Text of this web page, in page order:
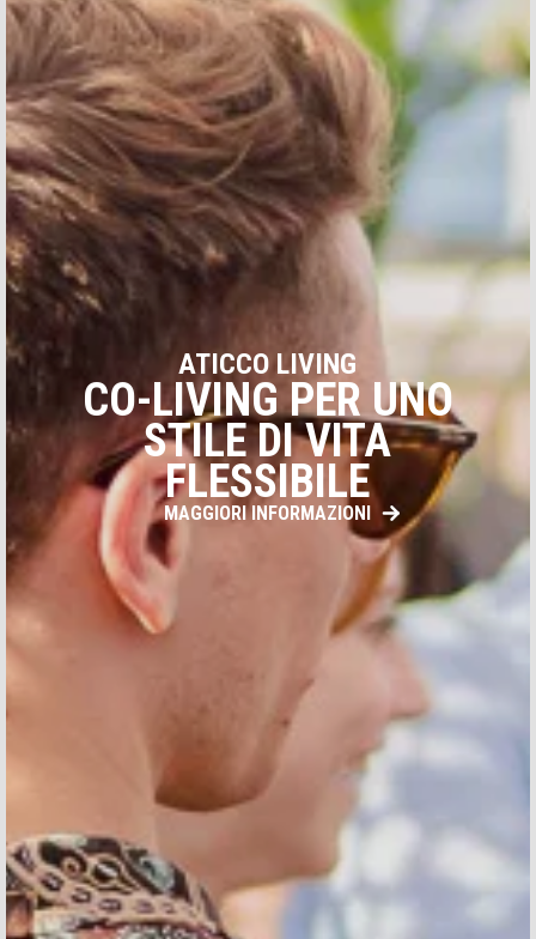
ATICCO LIVING
CO-LIVING PER UNO
STILE DI VITA
FLESSIBILE
MAGGIORI INFORMAZIONI
DATI PERSONALI
TIPO DI DOMANDA
Accetto di ricevere comunicazioni di Aticco*
Accettola dichiarazione sulla tutela dei dati*